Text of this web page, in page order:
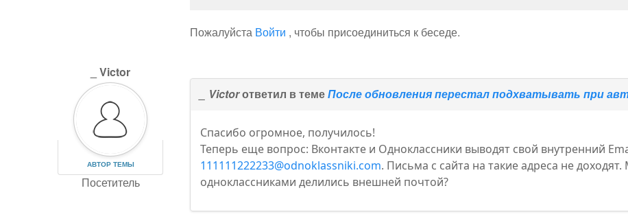
Пожалуйста Войти , чтобы присоединиться к беседе.
_ Victor
АВТОР ТЕМЫ
Посетитель
_ Victorответил в темеПосле обновления перестал подхватывать при
Спасибо огромное, получилось!
Теперь еще вопрос: Вконтакте и Одноклассники выводят свой внутренний
111111222233@odnoklassniki.com. Письма с сайта на такие адреса не
одноклассниками делились внешней почтой?